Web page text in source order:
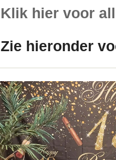
Klik hier voor
Zie hieronder